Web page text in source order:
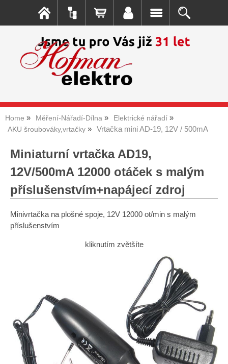
Home Měření-Nářadí-Dílna
Elektrické nářadí
AKU šroubováky,vrtačky
Vrtačka mini AD-19, 12V / 500mA
Miniaturní vrtačka AD19,
12V/500mA 12000 otáček s malým
příslušenstvím+napájecí zdroj
Minivrtačka na plošné spoje, 12V 12000 ot/min s malým
příslušenstvím
kliknutím zvětšíte